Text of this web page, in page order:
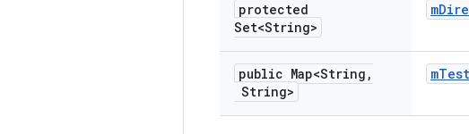
protected
Set<String>
m
public Map<String ,
String>
mTest